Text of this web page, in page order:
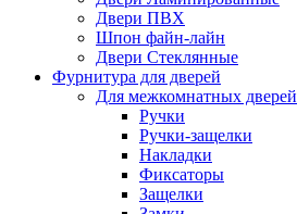
Двери ПВХ
Шпон файн-лайн
Двери Стеклянные
Фурнитура для дверей
Для межкомнатных дверей
Ручки
Ручки-защелки
Накладки
Фиксаторы
Защелки